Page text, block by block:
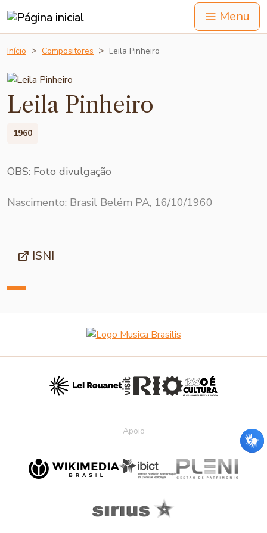
Menu
Início Compositores Leila Pinheiro
Leila Pinheiro
1960
OBS: Foto divulgação
Nascimento: Brasil Belém PA, 16/10/1960
ISNI
Apoio